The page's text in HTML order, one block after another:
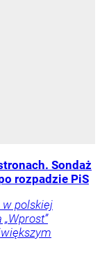
Sondaż
rozpadzie PiS
w polskiej